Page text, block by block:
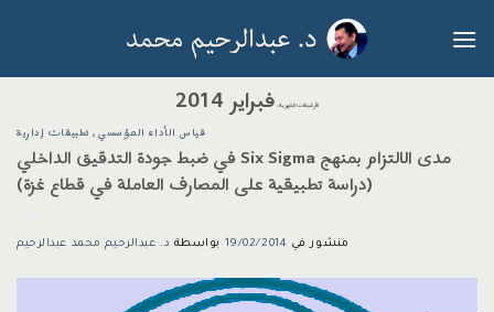
للمحتوى
الأرشيفات الشهرية: فبراير 2014
قياس الأداء المؤسسي، تطبيقات إدارية
مدى الالتزام بمنهج Six Sigma في ضبط جودة التدقيق الداخلي
(دراسة تطبيقية على المصارف العاملة في قطاع غزة)
منشور في 19/02/2014 بواسطة د. عبدالرحيم محمد عبدالرحيم